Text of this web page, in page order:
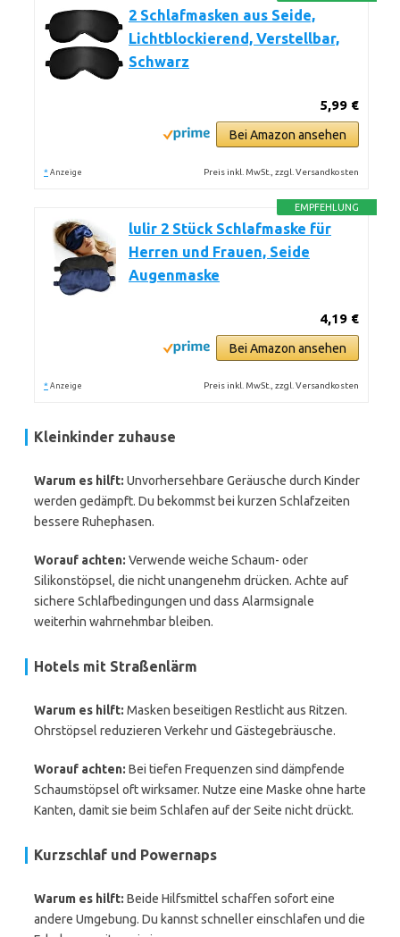
2 Schlafmasken aus Seide,
Lichtblockierend, Verstellbar,
Schwarz
5,99 €
Bei Amazon ansehen
* Anzeige Preis inkl. MwSt., zzgl. Versandkosten
EMPFEHLUNG
lulir 2 Stück Schlafmaske für
Herren und Frauen, Seide
Augenmaske
4,19 €
Bei Amazon ansehen
* Anzeige Preis inkl. MwSt., zzgl. Versandkosten
Kleinkinder zuhause
Warum es hilft: Unvorhersehbare Geräusche durch Kinder
werden gedämpft. Du bekommst bei kurzen Schlafzeiten
bessere Ruhephasen.
Worauf achten: Verwende weiche Schaum- oder
Silikonstöpsel, die nicht unangenehm drücken. Achte auf
sichere Schlafbedingungen und dass Alarmsignale
weiterhin wahrnehmbar bleiben.
Hotels mit Straßenlärm
Warum es hilft: Masken beseitigen Restlicht aus Ritzen.
Ohrstöpsel reduzieren Verkehr und Gästegebräusche.
Worauf achten: Bei tiefen Frequenzen sind dämpfende
Schaumstöpsel oft wirksamer. Nutze eine Maske ohne harte
Kanten, damit sie beim Schlafen auf der Seite nicht drückt.
Kurzschlaf und Powernaps
Warum es hilft: Beide Hilfsmittel schaffen sofort eine
andere Umgebung. Du kannst schneller einschlafen und die